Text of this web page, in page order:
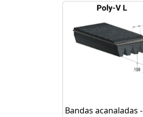
Bandas acanaladas -